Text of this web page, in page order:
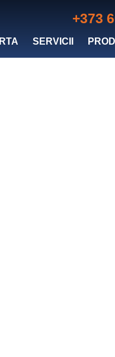
+373
SERVICII